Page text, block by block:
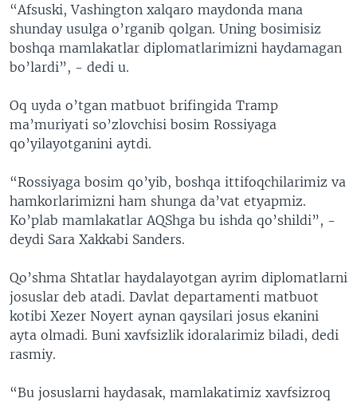
“Afsuski, Vashington xalqaro maydonda mana
shunday usulga o’rganib qolgan. Uning bosimisiz
boshqa mamlakatlar diplomatlarimizni haydamagan
bo’lardi”, - dedi u.
Oq uyda o’tgan matbuot brifingida Tramp
ma’muriyati so’zlovchisi bosim Rossiyaga
qo’yilayotganini aytdi.
“Rossiyaga bosim qo’yib, boshqa ittifoqchilarimiz va
hamkorlarimizni ham shunga da’vat etyapmiz.
Ko’plab mamlakatlar AQShga bu ishda qo’shildi”, -
deydi Sara Xakkabi Sanders.
Qo’shma Shtatlar haydalayotgan ayrim diplomatlarni
josuslar deb atadi. Davlat departamenti matbuot
kotibi Xezer Noyert aynan qaysilari josus ekanini
ayta olmadi. Buni xavfsizlik idoralarimiz biladi, dedi
rasmiy.
“Bu josuslarni haydasak, mamlakatimiz xavfsizroq